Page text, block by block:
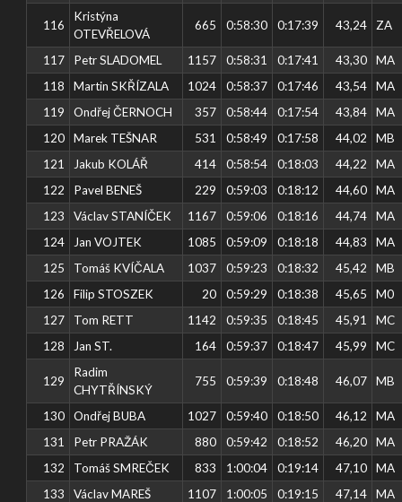
116
Kristýna
OTEVŘELOVÁ
665 0:58:30 0:17:39 43,24 ZA
117 Petr SLADOMEL 1157 0:58:31 0:17:41 43,30
MA
118
Martin SKŘÍZALA 1024 0:58:37 0:17:46 43,54
MA
119
Ondřej ČERNOCH 357 0:58:44 0:17:54 43,84
MA
120
Marek TEŠNAR 531 0:58:49 0:17:58 44,02
MB
121
Jakub KOLÁŘ 414 0:58:54 0:18:03 44,22
MA
122
Pavel BENEŠ 229 0:59:03 0:18:12 44,60
MA
123
Václav STANÍČEK 1167 0:59:06 0:18:16 44,74
MA
124
Jan VOJTEK 1085 0:59:09 0:18:18 44,83
MA
125
Tomáš KVÍČALA 1037 0:59:23 0:18:32 45,42
MB
126
Filip STOSZEK 20 0:59:29 0:18:38 45,65
M0
127
Tom RETT 1142 0:59:35 0:18:45 45,91
MC
128
Jan ST. 164 0:59:37 0:18:47 45,99 MC
129
Radim
CHYTŘÍNSKÝ
755 0:59:39 0:18:48 46,07 MB
130 Ondřej BUBA 1027 0:59:40 0:18:50 46,12
MA
131
Petr PRAŽÁK 880 0:59:42 0:18:52 46,20
MA
132
Tomáš SMREČEK 833 1:00:04 0:19:14 47,10
MA
133
Václav MAREŠ 1107 1:00:05 0:19:15 47,14
MA